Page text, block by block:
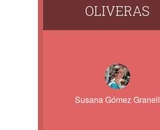
OLIVERAS
Susana Gómez Granell